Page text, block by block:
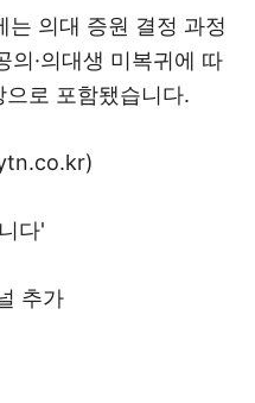
는 의대 증원 결정 과정
의·의대생 미복귀에 따
로 포함됐습니다.
다'
추가